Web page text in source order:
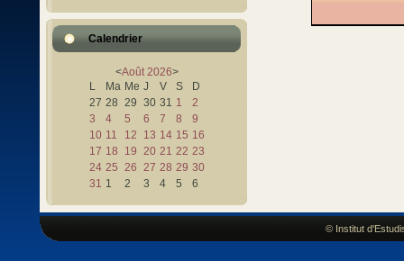
Calendrier
<Août 2026>
L
Ma Me J V S
D
27 28 29 30 31 1
2
3
4 5 6 7 8
9
10 11 12 13 14 15 16
17 18 19 20 21 22 23
24 25 26 27 28 29 30
31 1 2 3 4 5 6
© Institut